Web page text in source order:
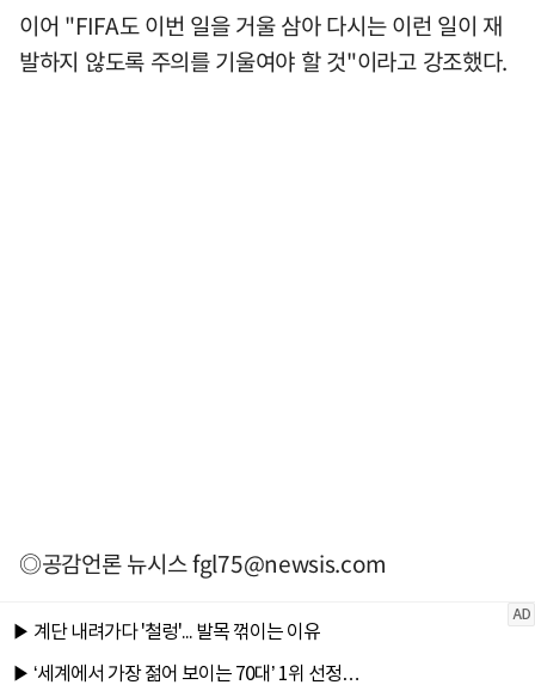
이어 "FIFA도 이번 일을 거울 삼아 다시는 이런 일이 재
발하지 않도록 주의를 기울여야 할 것"이라고 강조했다.
◎공감언론 뉴시스fgl75@newsis.com